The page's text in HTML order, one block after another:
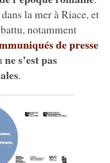
la mer à Riace, et
notamment
de presse
ne s’est pas
.